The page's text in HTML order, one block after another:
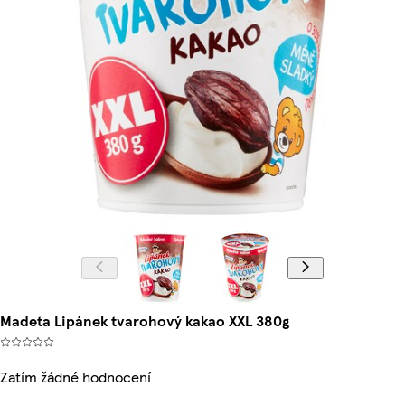
Madeta Lipánek tvarohový kakao XXL 380g
Zatím žádné hodnocení